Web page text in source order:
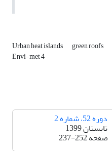
Urban heat islands green roofs
Envi-met 4
دوره 52، شماره 2
تابستان 1399
صفحه237-252